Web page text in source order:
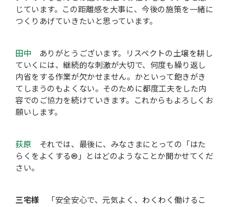
じています。この距離感を大事に、今後の施策を一緒に
つくりあげていきたいと思っています。
田中 ありがとうございます。リスペクトの土壌を耕し
ていくには、継続的な刺激が大切で、何度も繰り返し
内省をする作業が欠かせません。かといって飽きがき
てしまうのもよくない。そのために都度工夫をした内
容でのご協力を続けていきます。これからもよろしくお
願いします。
荻原 それでは、最後に、みなさまにとっての「はた
らくをよくする®」とはどのようなことか聞かせてくだ
さい。
三宅様 「安全安心で、元気よく、わくわく働けるこ